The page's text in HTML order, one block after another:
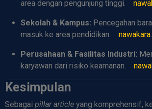
area dengan pengunjung tinggi.
Sekolah & Kampus: Pencegahan
masuk ke area pendidikan.
Perusahaan & Fasilitas Industri:
karyawan dari risiko keamanan.
Kesimpulan
Sebagai pillar article yang komprehensif,